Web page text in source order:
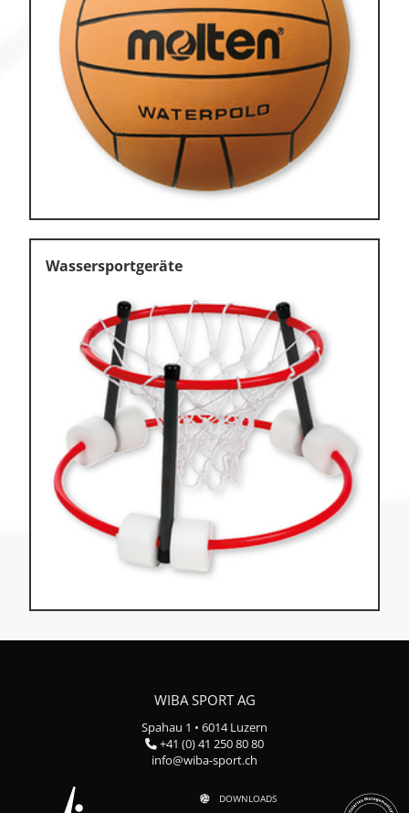
Wassersportgeräte
WIBA SPORT AG
Spahau 1 • 6014 Luzern
+41 (0) 41 250 80 80
info@wiba-sport.ch
DOWNLOADS